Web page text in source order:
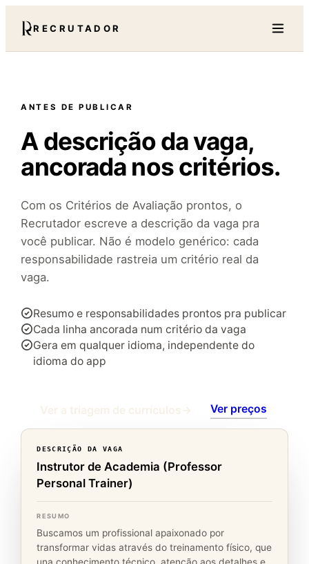
RECRUTADOR
ANTES DE PUBLICAR
A descrição da vaga,
ancorada nos critérios.
Com os Critérios de Avaliação prontos, o
Recrutador escreve a descrição da vaga pra
você publicar. Não é modelo genérico: cada
responsabilidade rastreia um critério real da
vaga.
Resumo e responsabilidades prontos pra publicar
Cada linha ancorada num critério da vaga
Gera em qualquer idioma, independente do
idioma do app
Ver a triagem de currículos → Ver preços
DESCRIÇÃO DA VAGA
Instrutor de Academia (Professor
Personal Trainer)
RESUMO
Buscamos um profissional apaixonado por
transformar vidas através do treinamento físico, que